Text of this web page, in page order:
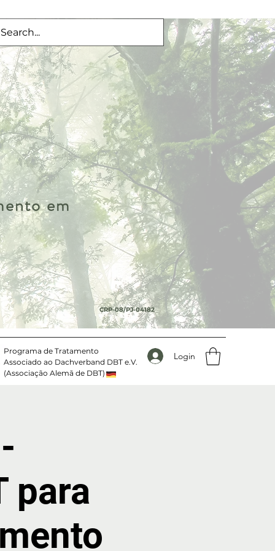
em
CRP-08/PJ-04182
Login
Programa de Tratamento
Associado ao Dachverband DBT e.V.
(Associação Alemã de DBT)
para